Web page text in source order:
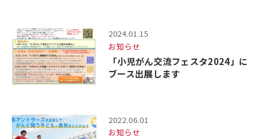
2024.01.15
お知らせ
「小児がん交流フェスタ2024」に
ブース出展します
2022.06.01
お知らせ